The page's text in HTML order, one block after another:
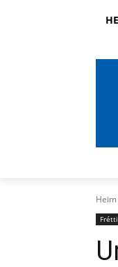
Heim